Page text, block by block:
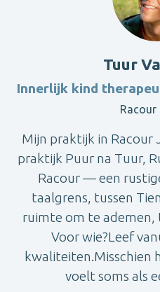
Tuur
Innerlijk kind
Racour
Mijn praktijk in Racour
praktijk Puur na Tuur,
Racour — een
taalgrens, tussen
ruimte om te ademen,
Voor wie?Leef
kwaliteiten.Misschien
voelt soms als